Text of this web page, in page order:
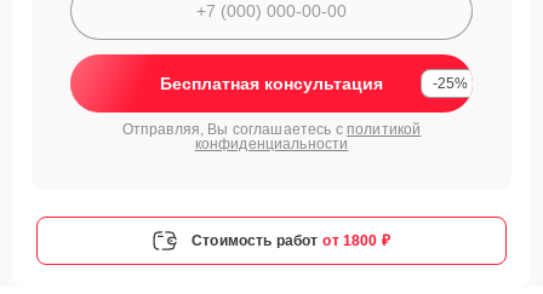
Бесплатная консультация -25%
Отправляя, Вы соглашаетесь с политикой
конфиденциальности
Стоимость работ от 1800 ₽